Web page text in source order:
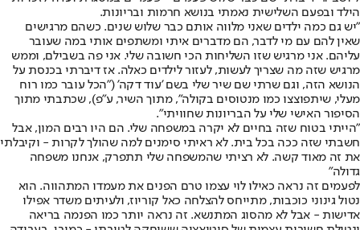
הילד ובפעם השלישית נאמתי בנושא חרמות ובריונות.
"יש גם כמה ילדים שאני מלווה אותם כבר שלוש שנים. כשהם מרגישים
שאין להם עם מי לדבר, הם מדברים איתי ומשתפים אותי במה שעובר
עליהם. אני מרגיש שזו השליחות הכי חשובה שלי. אני פה בשבילם, וממש
מרגיש שזה מה שצריך לעשות, לעזור לילדים כאלה. אז דיברתי בכנסת על
הנושא הזה, וגם שרתי שם שיר שלי בשם 'עוד דקה' ("הכל עובר כמו רוח
מעלי, שיתפוצצו כמו מנטוסים בקולה", מתוך השיר, ע"פ), שכתבתי מתוך
הסיפור האישי שלי על הבריונות שחוויתי".
"הייתי בטוח שזה בחיים לא יקרה במשפחה שלי. הם היו רבים המון, אבל
חשבתי שזה ככה בכל בית. לא ראיתי סימנים למה שהולך לקרות - וקיבלתי
את זה מאוד קשה. לא רציתי שהמשפחה שלי תתפרק, אנחנו משפחה
גדולה"
לפעמים זה נראה כאילו לוי עצמו טרם הפנים את מעמדו המתהווה. הוא
נטול גינוני כוכבות, מתייחס להצלחה כאל קוריוז, ולעיתים משדר אפילו
אדישות - אבל לא מהסוג המתנשא. זה נראה יותר כמו הפנמה בריאה